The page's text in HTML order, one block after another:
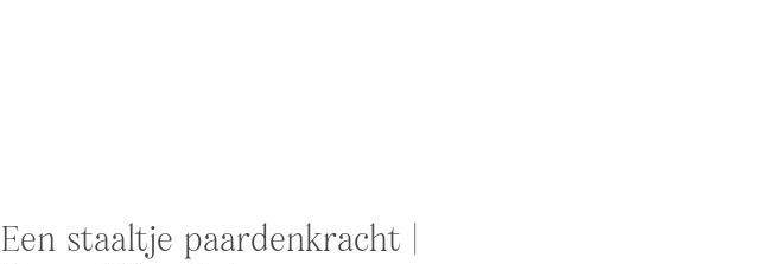
Een staaltje paardenkracht |